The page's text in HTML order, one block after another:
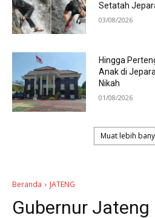
Setatah
03/08/2026
Hingga
Anak di
Nikah
01/08/2026
Muat lebih